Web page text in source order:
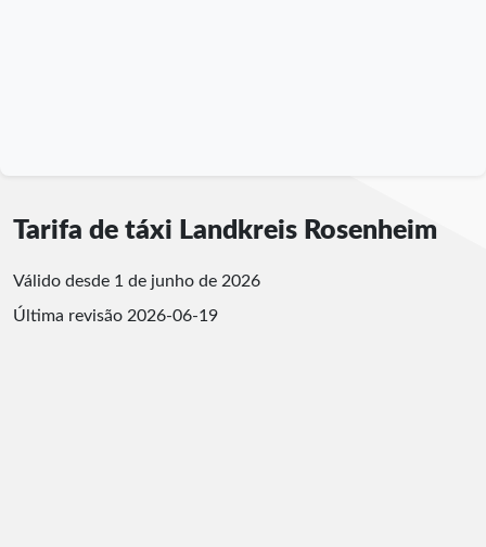
Tarifa de táxi Landkreis Rosenheim
Válido desde 1 de junho de 2026
Última revisão 2026-06-19